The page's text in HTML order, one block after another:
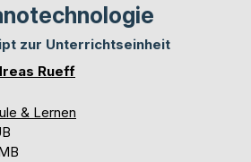
zur Unterrichtseinheit
Rueff
& Lernen